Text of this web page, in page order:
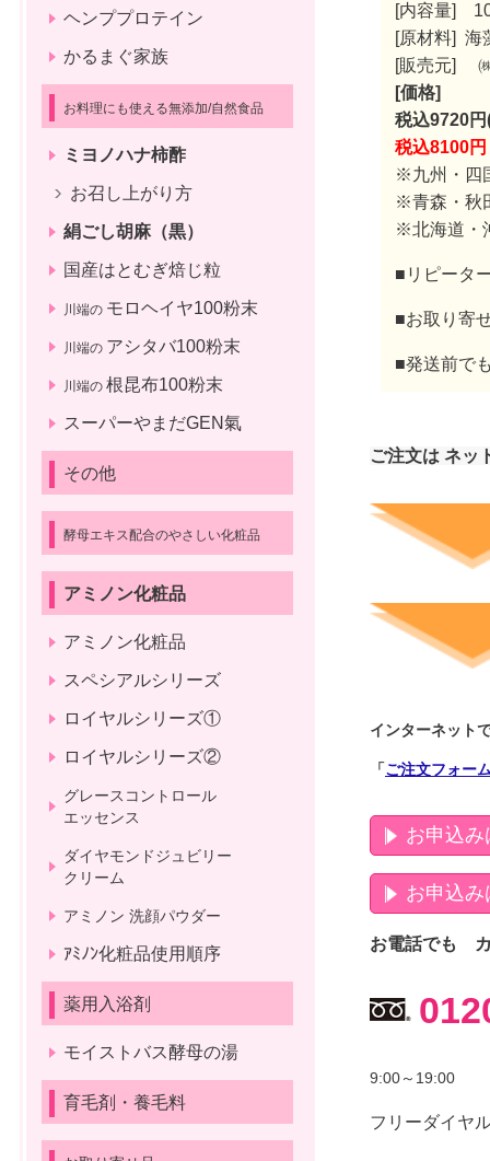
[内容量]
[原材料] 海
[販売元]
[価格]
税込9720
税込8100
※九州・四
※青森・秋
※北海道・
■リピータ
■お取り寄
■発送前で
ご注文は ネッ
インターネット
「ご注文フォー
お申込
お申込
お電話でも
9:00～19:00
フリーダイ
ヘンププロテイン
かるまぐ家族
お料理にも使える無添加/自然食品
ミヨノハナ柿酢
お召し上がり方
絹ごし胡麻（黒）
国産はとむぎ焙じ粒
川端の モロヘイヤ100粉末
川端の アシタバ100粉末
川端の 根昆布100粉末
スーパーやまだGEN氣
その他
酵母エキス配合のやさしい化粧品
アミノン化粧品
アミノン化粧品
スペシアルシリーズ
ロイヤルシリーズ①
ロイヤルシリーズ②
グレースコントロール
エッセンス
ダイヤモンドジュビリー
クリーム
アミノン 洗顔パウダー
ｱﾐﾉﾝ化粧品使用順序
薬用入浴剤
モイストバス酵母の湯
育毛剤・養毛料